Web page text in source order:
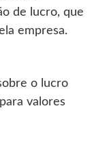
de lucro, que
empresa.
o lucro
valores